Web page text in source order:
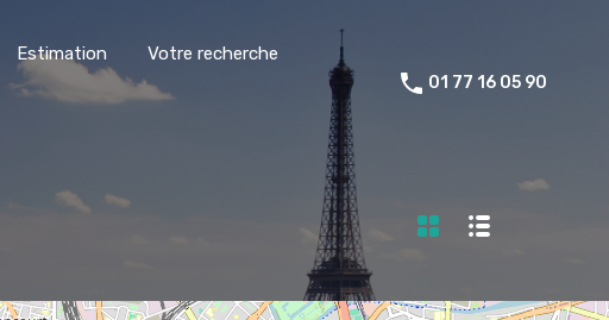
Estimation Votre recherche
01 77 16 05 90